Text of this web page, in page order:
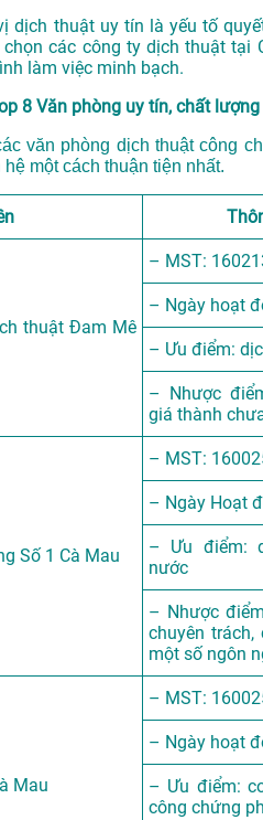
dịch thuật uy tín là yếu tố
các công ty dịch thuật
làm việc minh bạch.
8 Văn phòng uy tín, chất lượng
văn phòng dịch thuật công
một cách thuận tiện nhất.
thuật Đam Mê
– MST:
– Ngày hoạt
– Ưu điểm:
– Nhược
giá thành
Số 1 Cà Mau
– MST:
– Ngày Hoạt
– Ưu điểm:
nước
– Nhược
chuyên
một số ngôn
Mau
– MST:
– Ngày hoạt
– Ưu điểm:
công chứng